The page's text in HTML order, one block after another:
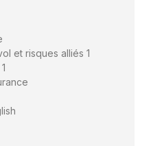
et risques alliés 1